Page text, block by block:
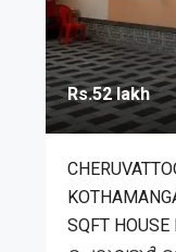
Rs.52 lakh
SQFT